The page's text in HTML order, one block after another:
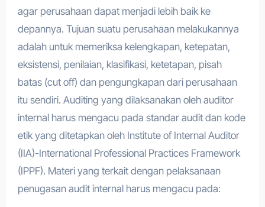
agar perusahaan dapat menjadi lebih baik ke
depannya. Tujuan suatu perusahaan melakukannya
adalah untuk memeriksa kelengkapan, ketepatan,
eksistensi, penilaian, klasifikasi, ketetapan, pisah
batas (cut off) dan pengungkapan dari perusahaan
itu sendiri. Auditing yang dilaksanakan oleh auditor
internal harus mengacu pada standar audit dan kode
etik yang ditetapkan oleh Institute of Internal Auditor
(IIA)-International Professional Practices Framework
(IPPF). Materi yang terkait dengan pelaksanaan
penugasan audit internal harus mengacu pada: